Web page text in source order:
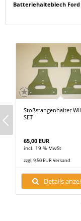
Batteriehalteblech Ford
Stoßstangenhalter
SET
65,00 EUR
incl. 19 % MwSt
zzgl. 9,50 EUR Versand
Details